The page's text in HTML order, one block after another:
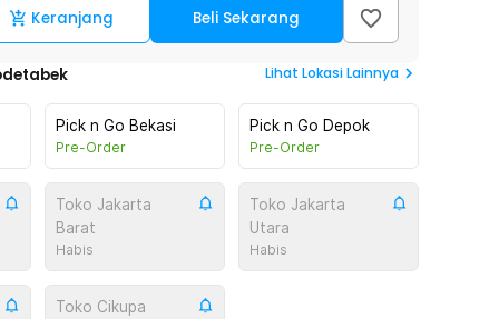
Keranjang Beli Sekarang
Lihat Lokasi Lainnya
Pick n Go Bekasi
Pre-Order
Pick n Go Depok
Pre-Order
Toko Jakarta
Barat
Habis
Toko Jakarta
Utara
Habis
Toko Cikupa